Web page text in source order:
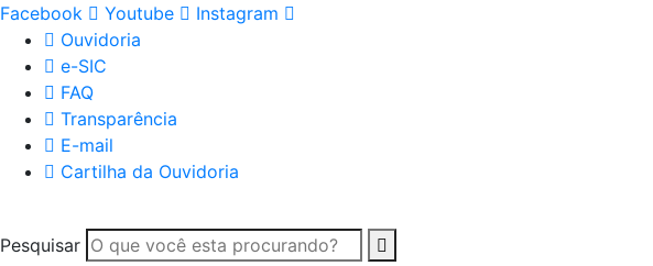
Facebook Youtube
Instagram
Ouvidoria
e-SIC
FAQ
Transparência
E-mail
Cartilha da Ouvidoria
Pesquisar